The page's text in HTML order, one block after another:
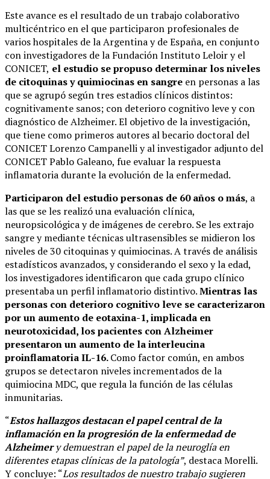
Este avance es el resultado de un trabajo colaborativo
multicéntrico en el que participaron profesionales de
varios hospitales de la Argentina y de España, en conjunto
con investigadores de la Fundación Instituto Leloir y el
CONICET, el estudio se propuso determinar los niveles
de citoquinas y quimiocinas en sangre en personas a las
que se agrupó según tres estadios clínicos distintos:
cognitivamente sanos; con deterioro cognitivo leve y con
diagnóstico de Alzheimer. El objetivo de la investigación,
que tiene como primeros autores al becario doctoral del
CONICET Lorenzo Campanelli y al investigador adjunto del
CONICET Pablo Galeano, fue evaluar la respuesta
inflamatoria durante la evolución de la enfermedad.
Participaron del estudio personas de 60 años o más, a
las que se les realizó una evaluación clínica,
neuropsicológica y de imágenes de cerebro. Se les extrajo
sangre y mediante técnicas ultrasensibles se midieron los
niveles de 30 citoquinas y quimiocinas. A través de análisis
estadísticos avanzados, y considerando el sexo y la edad,
los investigadores identificaron que cada grupo clínico
presentaba un perfil inflamatorio distintivo.Mientras las
personas con deterioro cognitivo leve se caracterizaron
por un aumento de eotaxina-1, implicada en
neurotoxicidad, los pacientes con Alzheimer
presentaron un aumento de la interleucina
proinflamatoria IL-16.Como factor común, en ambos
grupos se detectaron niveles incrementados de la
quimiocina MDC, que regula la función de las células
inmunitarias.
“Estos hallazgos destacan el papel central de la
inflamación en la progresión de la enfermedad de
Alzheimery demuestran el papel de la neuroglía en
diferentes etapas clínicas de la patología”, destaca Morelli.
Y concluye: “Los resultados de nuestro trabajo sugieren